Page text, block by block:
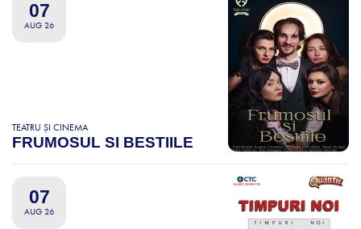
07
AUG 26
TEATRU ȘI CINEMA
FRUMOSUL SI BESTIILE
07
AUG 26